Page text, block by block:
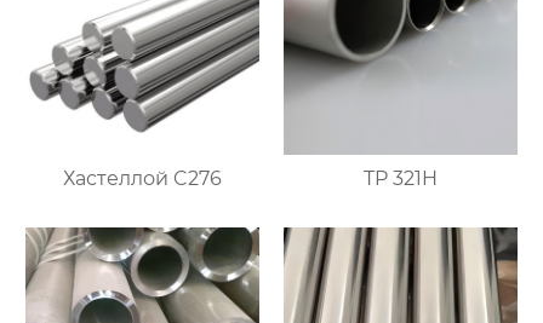
Хастеллой C276 TP 321H